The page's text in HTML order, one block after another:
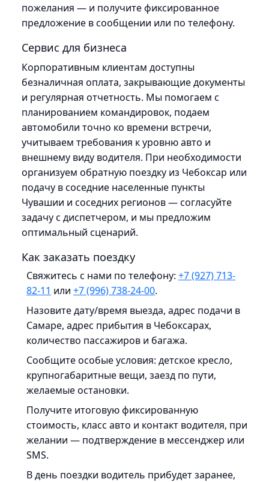
пожелания — и получите фиксированное
предложение в сообщении или по телефону.
Сервис для бизнеса
Корпоративным клиентам доступны
безналичная оплата, закрывающие документы
и регулярная отчетность. Мы помогаем с
планированием командировок, подаем
автомобили точно ко времени встречи,
учитываем требования к уровню авто и
внешнему виду водителя. При необходимости
организуем обратную поездку из Чебоксар или
подачу в соседние населенные пункты
Чувашии и соседних регионов — согласуйте
задачу с диспетчером, и мы предложим
оптимальный сценарий.
Как заказать поездку
Свяжитесь с нами по телефону: +7 (927) 713-
82-11 или +7 (996) 738-24-00.
Назовите дату/время выезда, адрес подачи в
Самаре, адрес прибытия в Чебоксарах,
количество пассажиров и багажа.
Сообщите особые условия: детское кресло,
крупногабаритные вещи, заезд по пути,
желаемые остановки.
Получите итоговую фиксированную
стоимость, класс авто и контакт водителя, при
желании — подтверждение в мессенджер или
SMS.
В день поездки водитель прибудет заранее,